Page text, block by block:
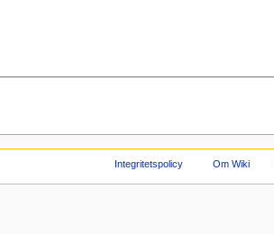
Integritetspolicy Om Wiki